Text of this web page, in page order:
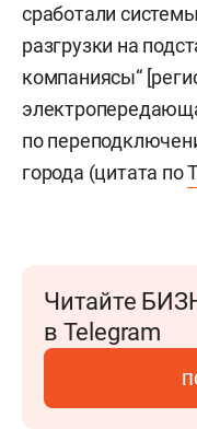
сработали
разгрузки на
компаниясы“
по
города (цитата по
Читайте
в Telegram